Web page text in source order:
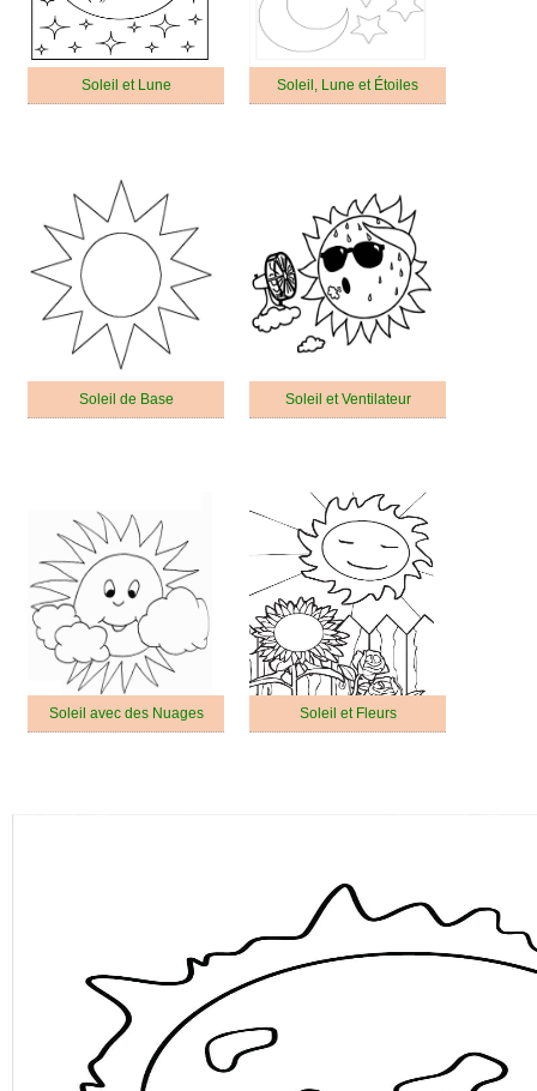
Soleil et Lune Soleil, Lune et Étoiles
Soleil de Base Soleil et Ventilateur
Soleil avec des Nuages Soleil et Fleurs